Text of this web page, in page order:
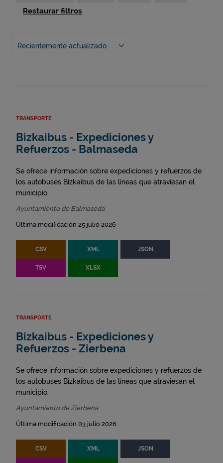
Restaurar filtros
Recientemente actualizado
TRANSPORTE
Bizkaibus - Expediciones y
Refuerzos - Balmaseda
Se ofrece información sobre expediciones y refuerzos de
los autobuses Bizkaibus de las líneas que atraviesan el
municipio.
Ayuntamiento de Balmaseda
Última modificación 25 julio 2026
CSV XML JSON
TSV XLSX
TRANSPORTE
Bizkaibus - Expediciones y
Refuerzos - Zierbena
Se ofrece información sobre expediciones y refuerzos de
los autobuses Bizkaibus de las líneas que atraviesan el
municipio.
Ayuntamiento de Zierbena
Última modificación 03 julio 2026
CSV XML JSON